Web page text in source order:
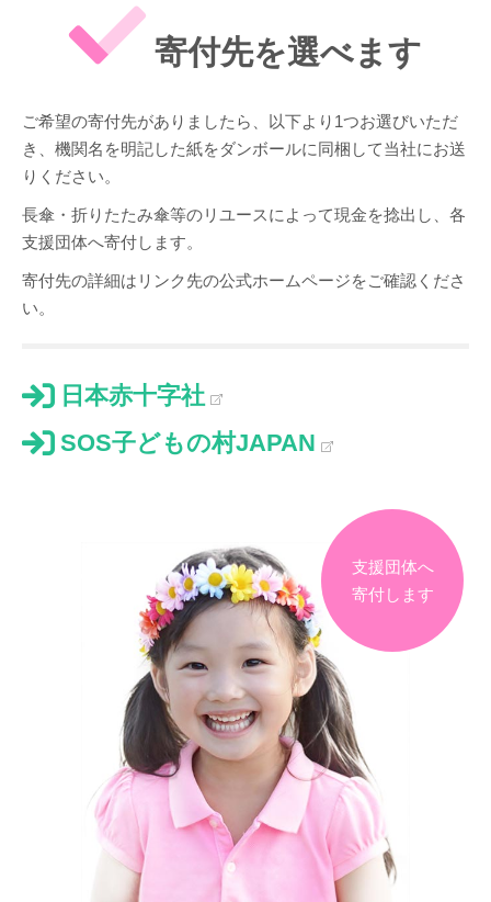
寄付先を選べます
ご希望の寄付先がありましたら、以下より1つお選びいただ
き、機関名を明記した紙をダンボールに同梱して当社にお送
りください。
長傘・折りたたみ傘等のリユースによって現金を捻出し、各
支援団体へ寄付します。
寄付先の詳細はリンク先の公式ホームページをご確認くださ
い。
日本赤十字社
SOS子どもの村JAPAN
支援団体へ
寄付します